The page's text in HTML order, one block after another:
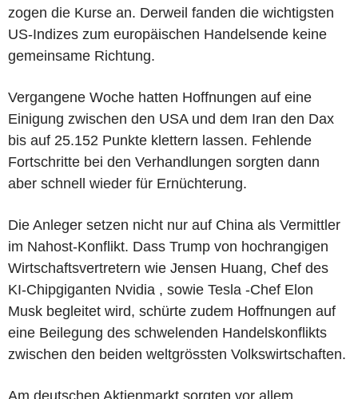
zogen die Kurse an. Derweil fanden die wichtigsten
US-Indizes zum europäischen Handelsende keine
gemeinsame Richtung.
Vergangene Woche hatten Hoffnungen auf eine
Einigung zwischen den USA und dem Iran den Dax
bis auf 25.152 Punkte klettern lassen. Fehlende
Fortschritte bei den Verhandlungen sorgten dann
aber schnell wieder für Ernüchterung.
Die Anleger setzen nicht nur auf China als Vermittler
im Nahost-Konflikt. Dass Trump von hochrangigen
Wirtschaftsvertretern wie Jensen Huang, Chef des
KI-Chipgiganten Nvidia , sowie Tesla -Chef Elon
Musk begleitet wird, schürte zudem Hoffnungen auf
eine Beilegung des schwelenden Handelskonflikts
zwischen den beiden weltgrössten Volkswirtschaften.
Am deutschen Aktienmarkt sorgten vor allem